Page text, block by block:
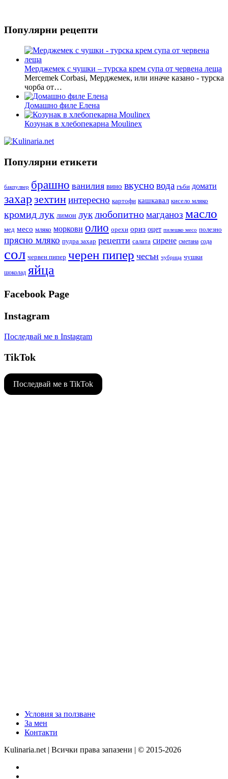
Популярни рецепти
Мерджемек с чушки – турска крем супа от червена леща
Mercemek Corbasi, Мерджемек, или иначе казано - турска
чорба от…
Домашно филе Елена
Козунак в хлебопекарна Moulinex
Популярни етикети
бакпулвер брашно ванилия вино вкусновода гъби домати
захар зехтининтересно картофи кашкавал кисело мляко
кромид лук лимон луклюбопитномагданоз масло
мед месо мляко моркови олио орехи ориз оцет пилешко месо полезно
прясно мляко пудра захар рецепти салата сирене сметана сода
сол червен пипер черен пипер чесън чубрица чушки
шоколад яйца
Facebook Page
Instagram
Последвай ме в Instagram
TikTok
Последвай ме в TikTok
Условия за ползване
За мен
Контакти
Kulinaria.net | Всички права запазени | © 2015-2026